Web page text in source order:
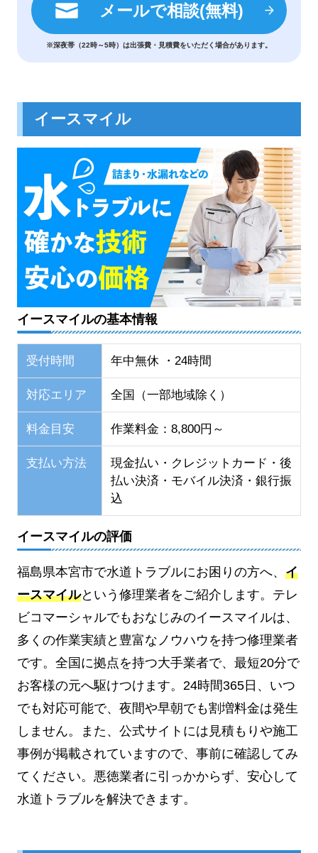
メールで相談(無料)
※深夜帯（22時～5時）は出張費・見積費をいただく場合があります。
イースマイル
イースマイルの基本情報
受付時間 年中無休 ・24時間
対応エリア 全国（一部地域除く）
料金目安 作業料金：8,800円～
支払い方法
現金払い・クレジットカード・後
払い決済・モバイル決済・銀行振
込
イースマイルの評価
福島県本宮市で水道トラブルにお困りの方へ、 イ
ースマイルという修理業者をご紹介します。テレ
ビコマーシャルでもおなじみのイースマイルは、
多くの作業実績と豊富なノウハウを持つ修理業者
です。全国に拠点を持つ大手業者で、最短20分で
お客様の元へ駆けつけます。24時間365日、いつ
でも対応可能で、夜間や早朝でも割増料金は発生
しません。また、公式サイトには見積もりや施工
事例が掲載されていますので、事前に確認してみ
てください。悪徳業者に引っかからず、安心して
水道トラブルを解決できます。